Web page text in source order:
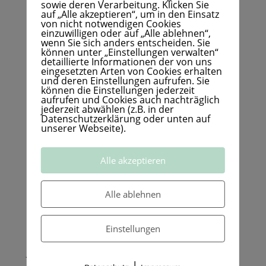
Höhen sausen ließ.
Heute reise ich in Länder,
die ich noch nicht kenne und fahre mit einem
Mietwagen Strecken,
die mir fremd sind.
Allein bei dem Gedanken daran,
wäre mir damals das Herz in die Hose
gerutscht!
Was will ich Dir damit sagen?
Wenn Dich etwas in Deinem Leben stört,
dann musst Du nicht alles auf einmal ändern.
Fang mit dem kleinsten Schritt an!
sowie deren Verarbeitung. Klicken Sie
auf „Alle akzeptieren“, um in den Einsatz
von nicht notwendigen Cookies
einzuwilligen oder auf „Alle ablehnen“,
wenn Sie sich anders entscheiden. Sie
können unter „Einstellungen verwalten“
detaillierte Informationen der von uns
eingesetzten Arten von Cookies erhalten
und deren Einstellungen aufrufen. Sie
können die Einstellungen jederzeit
aufrufen und Cookies auch nachträglich
jederzeit abwählen (z.B. in der
Datenschutzerklärung oder unten auf
unserer Webseite).
Alle akzeptieren
Alle ablehnen
Einstellungen